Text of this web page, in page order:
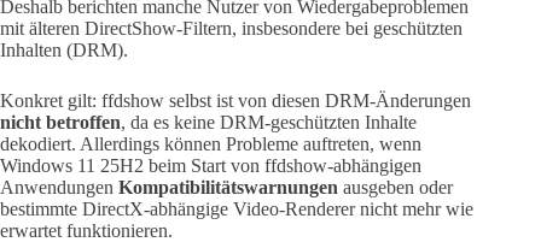
Deshalb berichten manche Nutzer von Wiedergabeproblemen
mit älteren DirectShow-Filtern, insbesondere bei geschützten
Inhalten (DRM).
Konkret gilt: ffdshow selbst ist von diesen DRM-Änderungen
nicht betroffen, da es keine DRM-geschützten Inhalte
dekodiert. Allerdings können Probleme auftreten, wenn
Windows 11 25H2 beim Start von ffdshow-abhängigen
Anwendungen Kompatibilitätswarnungen ausgeben oder
bestimmte DirectX-abhängige Video-Renderer nicht mehr wie
erwartet funktionieren.